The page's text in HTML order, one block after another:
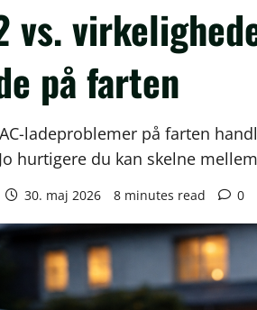
vs.
på farten
ladeproblemer på farten
hurtigere du kan skelne
30. maj 2026 8 minutes read 0